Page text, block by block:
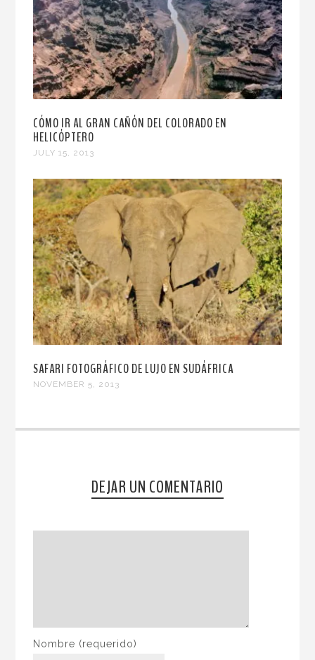
CÓMO IR AL GRAN CAÑÓN DEL COLORADO EN
HELICÓPTERO
JULY 15, 2013
SAFARI FOTOGRÁFICO DE LUJO EN SUDÁFRICA
NOVEMBER 5, 2013
DEJAR UN COMENTARIO
Nombre (requerido)